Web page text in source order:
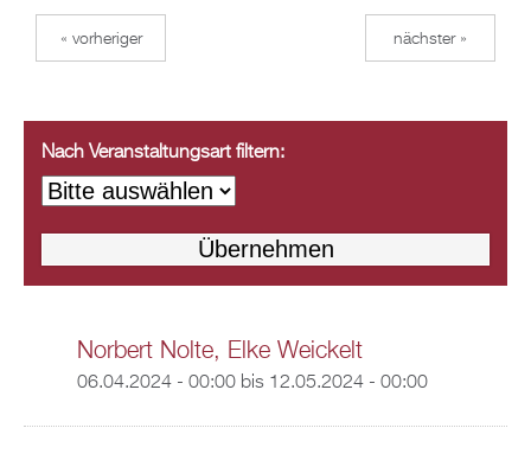
« vorheriger nächster »
Nach Veranstaltungsart filtern:
Norbert Nolte, Elke Weickelt
06.04.2024 - 00:00bis 12.05.2024 - 00:00